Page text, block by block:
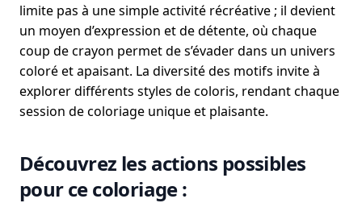
limite pas à une simple activité récréative ; il devient
un moyen d’expression et de détente, où chaque
coup de crayon permet de s’évader dans un univers
coloré et apaisant. La diversité des motifs invite à
explorer différents styles de coloris, rendant chaque
session de coloriage unique et plaisante.
Découvrez les actions possibles
pour ce coloriage :